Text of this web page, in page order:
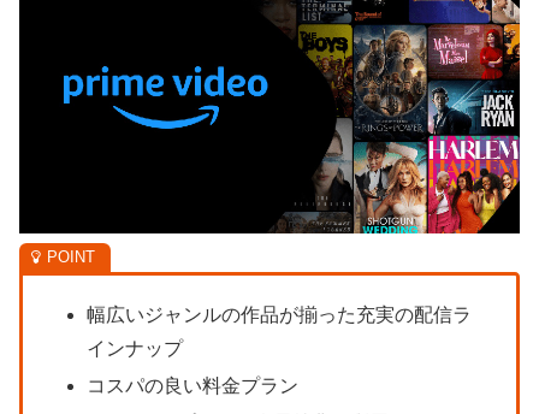
幅広いジャンルの作品が揃った充実の配信ラ
インナップ
コスパの良い料金プラン